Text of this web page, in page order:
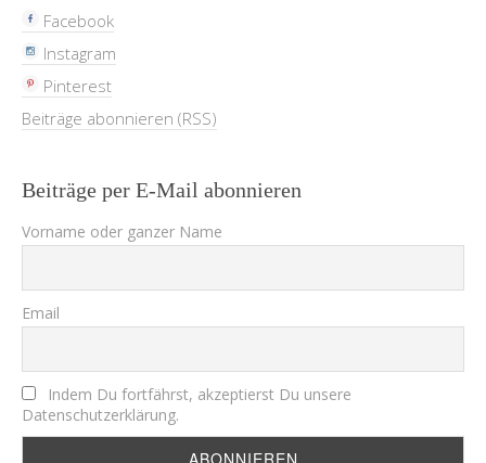
Facebook
Instagram
Pinterest
Beiträge abonnieren (RSS)
Beiträge per E-Mail abonnieren
Vorname oder ganzer Name
Email
Indem Du fortfährst, akzeptierst Du unsere
Datenschutzerklärung.